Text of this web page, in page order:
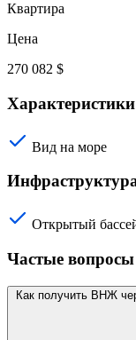
Квартира
Цена
270 082 $
Характеристики
Вид на море
Открытый
Частые вопросы
Как получить ВНЖ